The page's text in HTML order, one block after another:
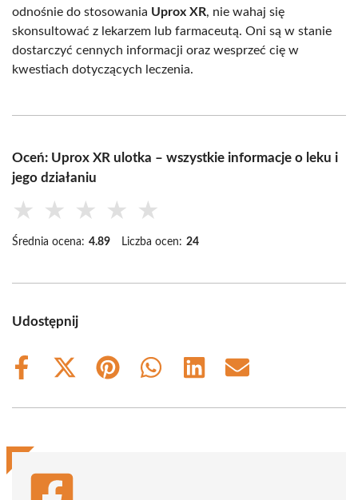
odnośnie do stosowania Uprox XR, nie wahaj się
skonsultować z lekarzem lub farmaceutą. Oni są w stanie
dostarczyć cennych informacji oraz wesprzeć cię w
kwestiach dotyczących leczenia.
Oceń: Uprox XR ulotka – wszystkie informacje o leku i
jego działaniu
★ ★ ★ ★ ★
Średnia ocena: 4.89 Liczba ocen: 24
Udostępnij
Share
Share
(Twitter)
Share
Share
Share
Share